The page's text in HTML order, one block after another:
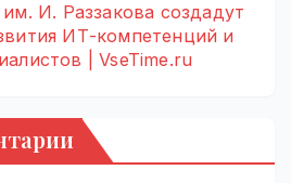
И. Раззакова создадут
ИТ-компетенций и
| VseTime.ru